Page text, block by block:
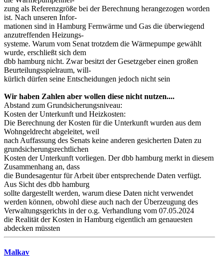
zung als Referenzgröße bei der Berechnung herangezogen worden
ist. Nach unseren Infor-
mationen sind in Hamburg Fernwärme und Gas die überwiegend
anzutreffenden Heizungs-
systeme. Warum vom Senat trotzdem die Wärmepumpe gewählt
wurde, erschließt sich dem
dbb hamburg nicht. Zwar besitzt der Gesetzgeber einen großen
Beurteilungsspielraum, will-
kürlich dürfen seine Entscheidungen jedoch nicht sein
Wir haben Zahlen aber wollen diese nicht nutzen....
Abstand zum Grundsicherungsniveau:
Kosten der Unterkunft und Heizkosten:
Die Berechnung der Kosten für die Unterkunft wurden aus dem
Wohngeldrecht abgeleitet, weil
nach Auffassung des Senats keine anderen gesicherten Daten zu
grundsicherungsrechtlichen
Kosten der Unterkunft vorliegen. Der dbb hamburg merkt in diesem
Zusammenhang an, dass
die Bundesagentur für Arbeit über entsprechende Daten verfügt.
Aus Sicht des dbb hamburg
sollte dargestellt werden, warum diese Daten nicht verwendet
werden können, obwohl diese auch nach der Überzeugung des
Verwaltungsgerichts in der o.g. Verhandlung vom 07.05.2024
die Realität der Kosten in Hamburg eigentlich am genauesten
abdecken müssten
Malkav